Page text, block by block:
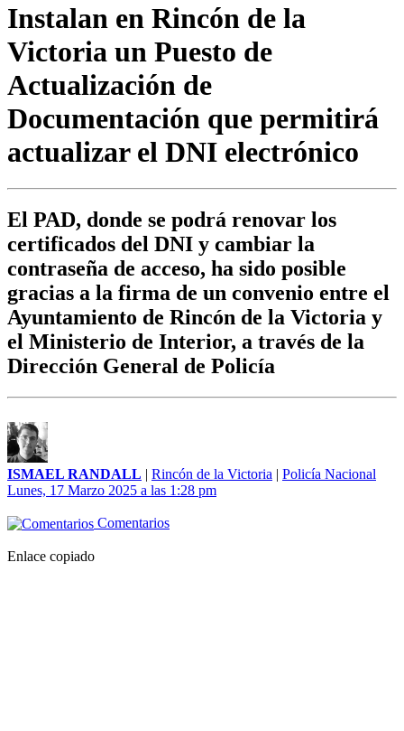
Instalan en Rincón de la
Victoria un Puesto de
Actualización de
Documentación que permitirá
actualizar el DNI electrónico
El PAD, donde se podrá renovar los
certificados del DNI y cambiar la
contraseña de acceso, ha sido posible
gracias a la firma de un convenio entre el
Ayuntamiento de Rincón de la Victoria y
el Ministerio de Interior, a través de la
Dirección General de Policía
ISMAEL RANDALL | Rincón de la Victoria | Policía Nacional
Lunes, 17 Marzo 2025 a las 1:28 pm
Comentarios
Enlace copiado